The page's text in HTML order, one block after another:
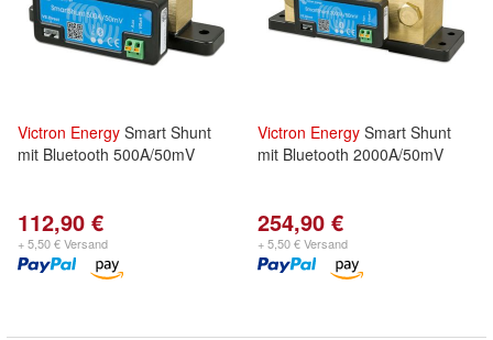
Victron Energy Smart Shunt
mit Bluetooth 500A/50mV
112,90 €
+ 5,50 € Versand
Victron Energy Smart Shunt
mit Bluetooth 2000A/50mV
254,90 €
+ 5,50 € Versand